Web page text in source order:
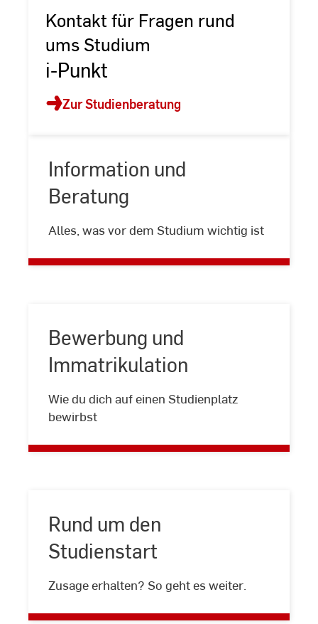
Kontakt für Fragen rund
ums Studium
i-Punkt
Zur Studienberatung
Information und
Beratung
Alles, was vor dem Studium wichtig ist
und
Bewerbung und
Immatrikulation
Wie du dich auf einen Studienplatz
bewirbst
und
Rund um den
Studienstart
Zusage erhalten? So geht es weiter.
den
Studienstart